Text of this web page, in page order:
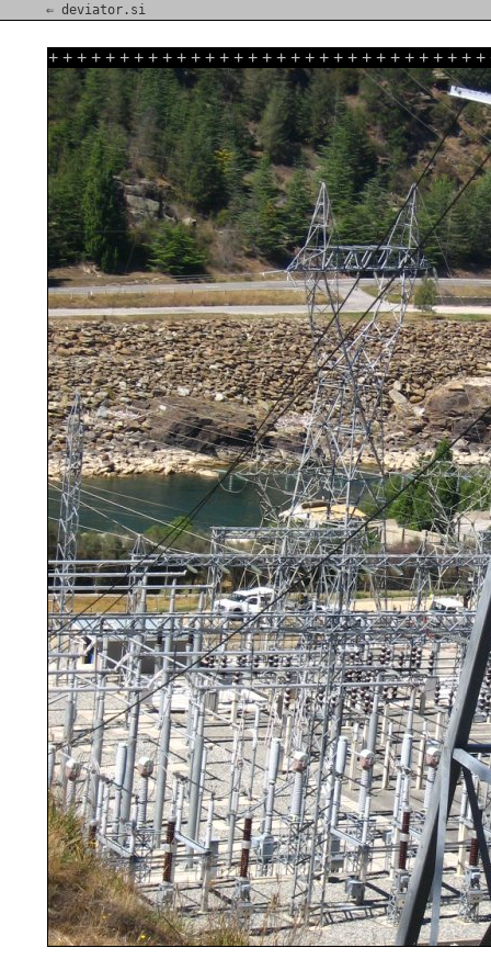
⇐ deviator.si
+ + + + + + + + + + + + + + + + + + + + + + + + + + + + + + +